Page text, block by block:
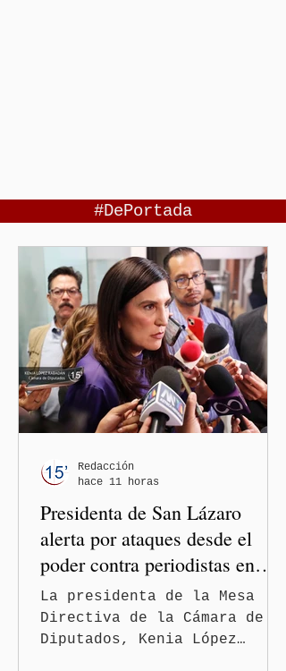
#DePortada
Presidenta de San Lázaro
alerta por ataques desde el
poder contra periodistas en
México
La presidenta de la Mesa
Directiva de la Cámara de
Diputados, Kenia López
Redacción
hace 11 horas